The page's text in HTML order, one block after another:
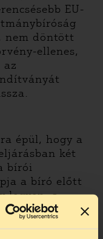
EU-
nem döntött
ellenes,
az
épül, hogy a
két
bírói
a bíró előtt
legyen, a
ebben az